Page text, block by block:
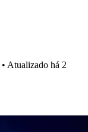
• Atualizado há 2